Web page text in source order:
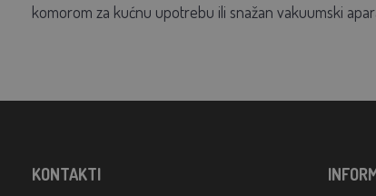
komorom za kućnu upotrebu ili snažan vakuumski
KONTAKTI